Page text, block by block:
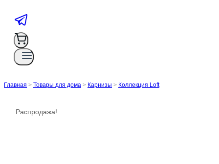
Главная > Товары для дома > Карнизы > Коллекция Loft
Распродажа!